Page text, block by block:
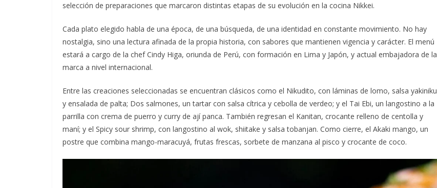
selección de preparaciones que marcaron distintas etapas de su evolución en la cocina Nikkei.
Cada plato elegido habla de una época, de una búsqueda, de una identidad en constante movimiento. No hay
nostalgia, sino una lectura afinada de la propia historia, con sabores que mantienen vigencia y carácter. El menú
estará a cargo de la chef Cindy Higa, oriunda de Perú, con formación en Lima y Japón, y actual embajadora de la
marca a nivel internacional.
Entre las creaciones seleccionadas se encuentran clásicos como el Nikudito, con láminas de lomo, salsa yakiniku
y ensalada de palta; Dos salmones, un tartar con salsa cítrica y cebolla de verdeo; y el Tai Ebi, un langostino a la
parrilla con crema de puerro y curry de ají panca. También regresan el Kanitan, crocante relleno de centolla y
maní; y el Spicy sour shrimp, con langostino al wok, shiitake y salsa tobanjan. Como cierre, el Akaki mango, un
postre que combina mango-maracuyá, frutas frescas, sorbete de manzana al pisco y crocante de coco.